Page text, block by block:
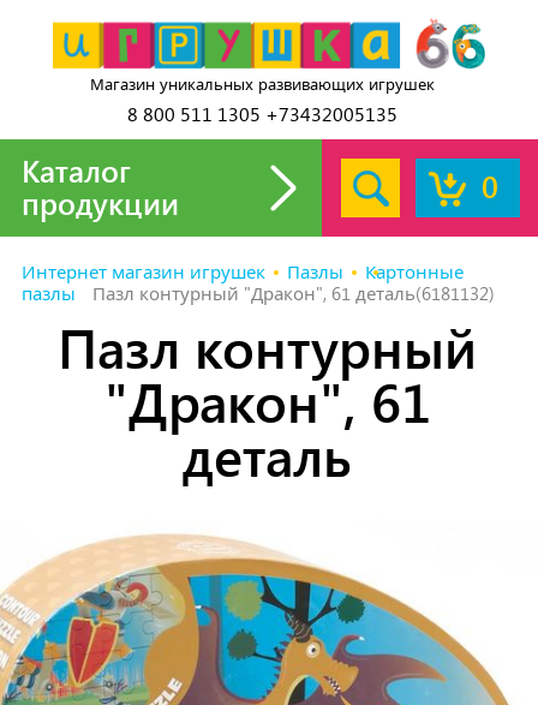
Магазин уникальных развивающих игрушек
8 800 511 1305 +73432005135
0
Каталог
продукции
Интернет магазин игрушек Пазлы
Картонные
пазлы
Пазл контурный "Дракон", 61 деталь(6181132)
Пазл контурный
"Дракон", 61
деталь